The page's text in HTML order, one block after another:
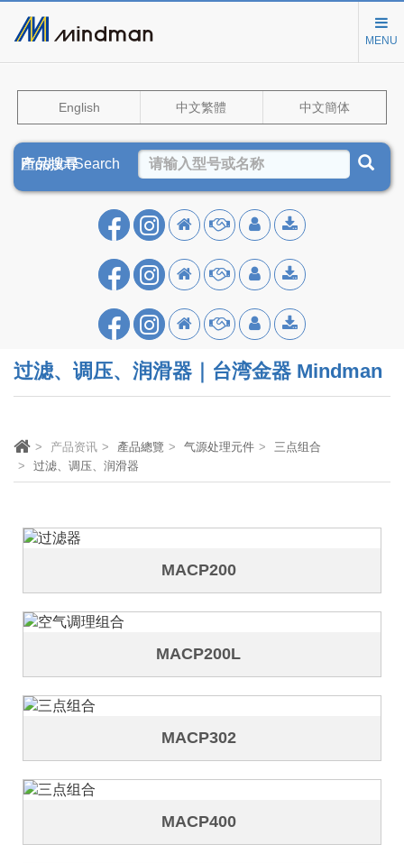
MENU
English 中文繁體 中文簡体
Product Search
產品搜尋
产品搜寻
过滤、调压、润滑器｜台湾金器 Mindman
产品资讯 產品總覽 气源处理元件
三点组合
过滤、调压、润滑器
MACP200
MACP200L
MACP302
MACP400